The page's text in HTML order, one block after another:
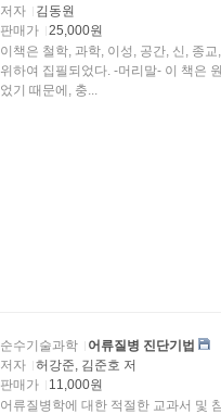
저자
김동원
판매가
25,000원
이책은 철학, 과학, 이성, 공간, 신, 종교, 자연, 인류 등 자연과 인간의
위하여 집필되었다. -머리말- 이 책은 원래 l990년에 도서출판 ‘한승’에서 냈던 것이다. 책이 절판되
었기 때문에, 충...
순수기술과학
어류질병 진단기법
저자
허강준, 김준호 저
판매가
11,000원
어류질병학에 대한 적절한 교과서 및 참고서가 없는 현